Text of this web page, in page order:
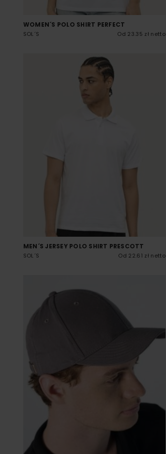
WOMEN´S POLO SHIRT PERFECT
SOL´S Od 23.35 zł netto
MEN´S JERSEY POLO SHIRT PRESCOTT
SOL´S Od 22.61 zł netto